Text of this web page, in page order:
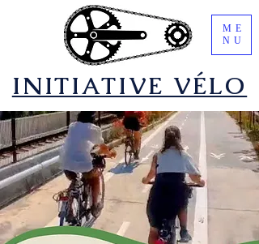
​INITIATIVE VÉLO
ME
NU